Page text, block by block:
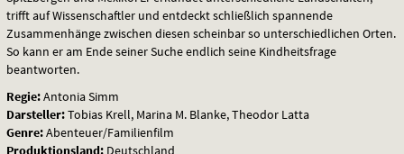
Die
heimliche
Herrscherin
der
trifft auf Wissenschaftler und entdeckt schließlich spannende
Zusammenhänge zwischen diesen scheinbar so unterschiedlichen Orten.
So kann er am Ende seiner Suche endlich seine Kindheitsfrage
beantworten.
Regie:Antonia Simm
Darsteller:Tobias Krell, Marina M. Blanke, Theodor Latta
Genre:Abenteuer/Familienfilm
Produktionsland: Deutschland